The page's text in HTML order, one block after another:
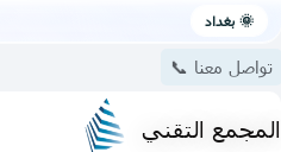
🌞 بغداد
تواصل معنا 📞
المجمع التقني